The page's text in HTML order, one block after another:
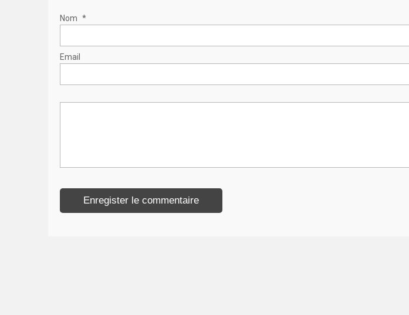
Nom *
Email